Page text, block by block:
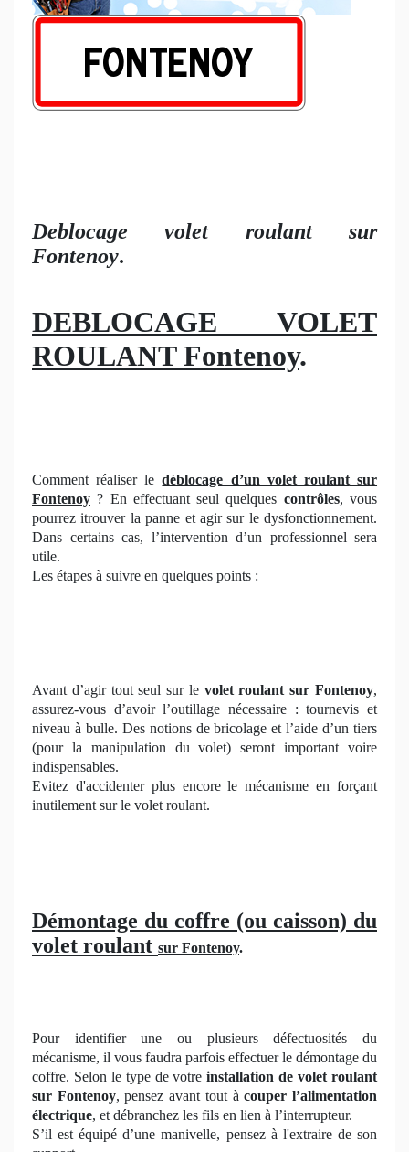
Deblocage volet roulant sur
Fontenoy.
DEBLOCAGE VOLET
ROULANT Fontenoy.
Comment réaliser ledéblocage d’un volet roulant sur
Fontenoy ? En effectuant seul quelques contrôles, vous
pourrez itrouver la panne et agir sur le dysfonctionnement.
Dans certains cas, l’intervention d’un professionnel sera
utile.
Les étapes à suivre en quelques points :
Avant d’agir tout seul sur le volet roulant sur Fontenoy,
assurez-vous d’avoir l’outillage nécessaire : tournevis et
niveau à bulle. Des notions de bricolage et l’aide d’un tiers
(pour la manipulation du volet) seront important voire
indispensables.
Evitez d'accidenter plus encore le mécanisme en forçant
inutilement sur le volet roulant.
Démontage du coffre (ou caisson) du
volet roulant sur Fontenoy.
Pour identifier une ou plusieurs défectuosités du
mécanisme, il vous faudra parfois effectuer le démontage du
coffre. Selon le type de votreinstallation de volet roulant
sur Fontenoy, pensez avant tout àcouper l’alimentation
électrique, et débranchez les fils en lien à l’interrupteur.
S’il est équipé d’une manivelle, pensez à l'extraire de son